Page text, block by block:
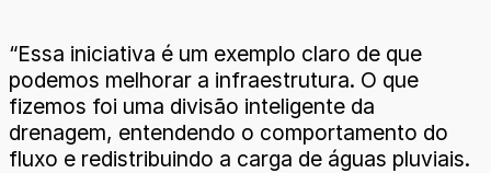
“Essa iniciativa é um exemplo claro de que
podemos melhorar a infraestrutura. O que
fizemos foi uma divisão inteligente da
drenagem, entendendo o comportamento do
fluxo e redistribuindo a carga de águas pluviais.